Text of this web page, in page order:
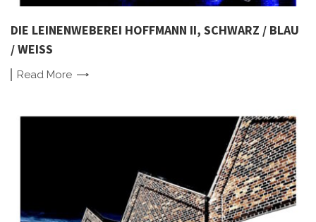
DIE LEINENWEBEREI HOFFMANN II, SCHWARZ / BLAU
/ WEISS
Read More